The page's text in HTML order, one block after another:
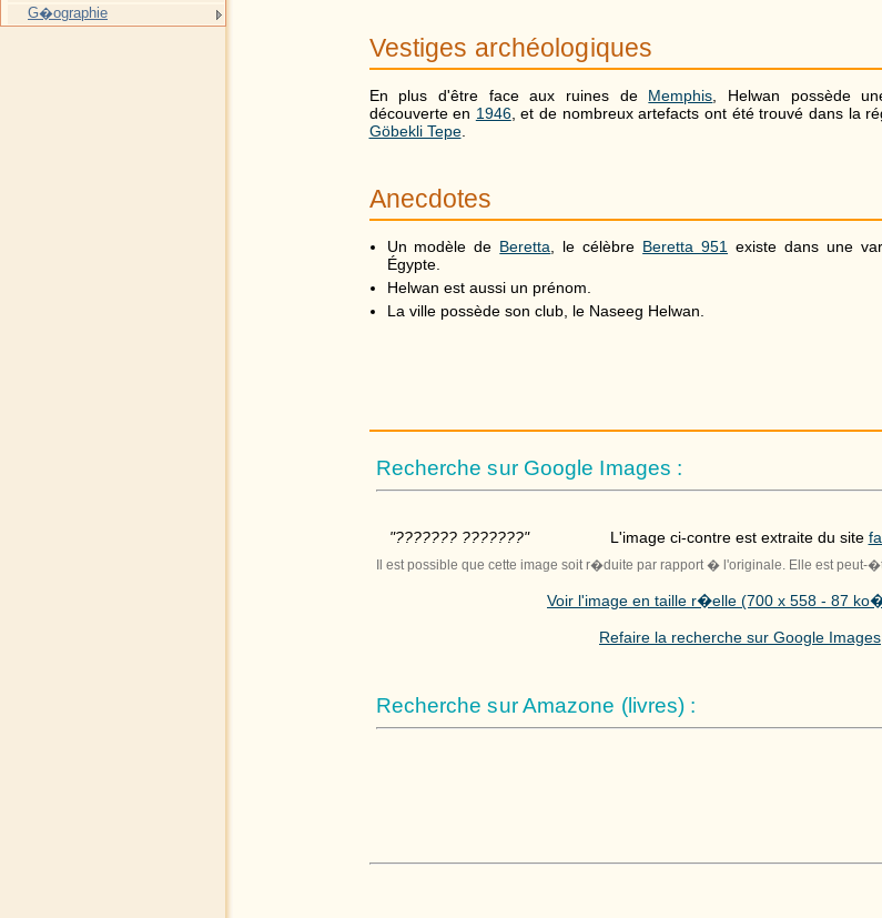
Vestiges archéologiques
En plus d'être face aux ruines de Memphis , Helwan possède
découverte en 1946, et de nombreux artefacts ont été trouvé dans la
Göbekli Tepe.
Anecdotes
Un modèle de Beretta , le célèbre Beretta 951
existe dans une
Égypte.
Helwan est aussi un prénom.
La ville possède son club, le Naseeg Helwan.
Recherche sur Google Images :
"??????? ???????" L'image ci-contre est extraite du site
Il est possible que cette image soit r�duite par rapport � l'originale. Elle est
Voir l'image en taille r�elle (700 x 558 - 87
Refaire la recherche sur Google Images
Recherche sur Amazone (livres) :
G�ographie